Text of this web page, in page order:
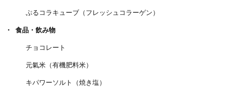
ぷるコラキューブ（フレッシュコラーゲン）
食品・飲み物
チョコレート
元氣米（有機肥料米）
キパワーソルト（焼き塩）